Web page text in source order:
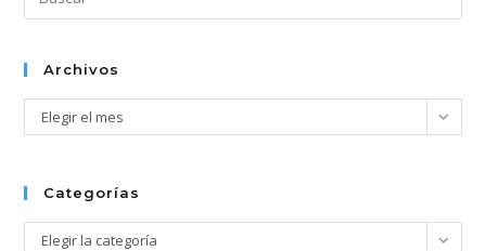
el
Archivos
Archivos
Elegir el mes
Categorías
Categorías
Elegir la categoría